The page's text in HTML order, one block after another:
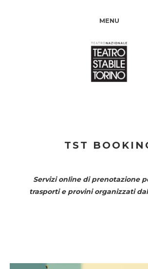
MENU
TST
Servizi online di prenotazione
trasporti e provini organizzati